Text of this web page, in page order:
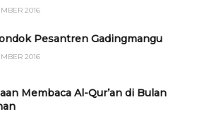
2016
Pesantren Gadingmangu
2016
Membaca Al-Qur’an di Bulan